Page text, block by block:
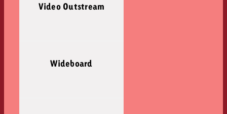
Video Outstream
Wideboard